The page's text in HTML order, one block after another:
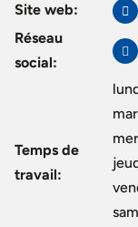
Site web:
Réseau
social:
Temps de
travail: